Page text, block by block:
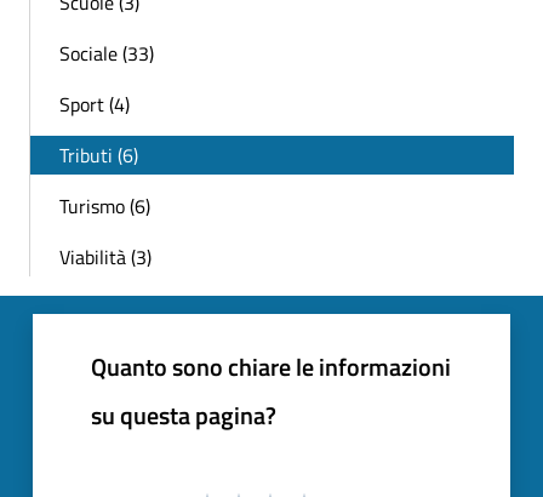
Sociale (33)
Sport (4)
Tributi (6)
Turismo (6)
Viabilità (3)
Quanto sono chiare le informazioni
su questa pagina?